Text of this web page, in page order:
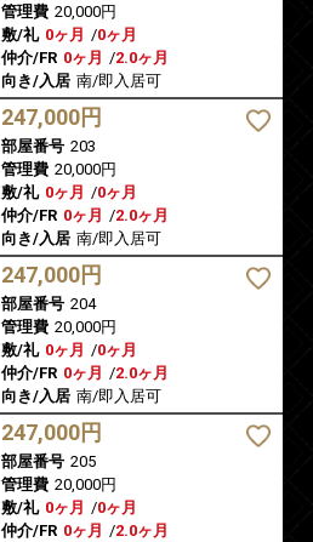
管理費 20,000円
敷/礼 0ヶ月 /0ヶ月
仲介/FR 0ヶ月 /2.0ヶ月
向き/入居 南/即入居可
247,000円
部屋番号 203
管理費 20,000円
敷/礼 0ヶ月 /0ヶ月
仲介/FR 0ヶ月 /2.0ヶ月
向き/入居 南/即入居可
247,000円
部屋番号 204
管理費 20,000円
敷/礼 0ヶ月 /0ヶ月
仲介/FR 0ヶ月 /2.0ヶ月
向き/入居 南/即入居可
247,000円
部屋番号 205
管理費 20,000円
敷/礼 0ヶ月 /0ヶ月
仲介/FR 0ヶ月 /2.0ヶ月